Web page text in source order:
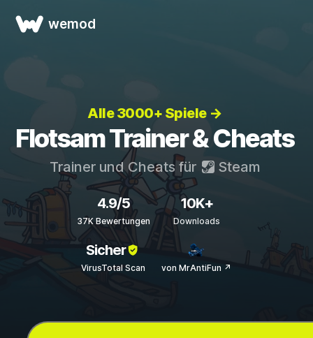
wemod
Alle 3000+ Spiele →
Flotsam Trainer & Cheats
Trainer und Cheats für Steam
4.9/5
37K Bewertungen
10K+
Downloads
Sicher
VirusTotal Scan von MrAntiFun ↗